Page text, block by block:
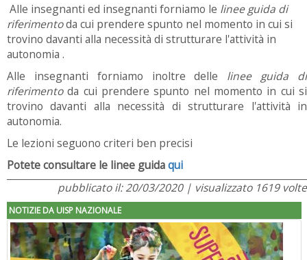
Alle insegnanti ed insegnanti forniamo le linee guida di
riferimentoda cui prendere spunto nel momento in cui si
trovino davanti alla necessità di strutturare l'attività in
autonomia .
Alle insegnanti forniamo inoltre delle linee guida di
riferimentoda cui prendere spunto nel momento in cui si
trovino davanti alla necessità di strutturare l'attività in
autonomia.
Le lezioni seguono criteri ben precisi
Potete consultare le linee guidaqui
pubblicato il: 20/03/2020 | visualizzato 1619 volte
NOTIZIE DA UISP NAZIONALE